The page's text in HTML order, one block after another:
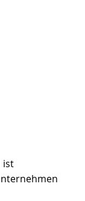
ist